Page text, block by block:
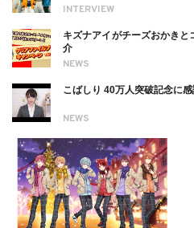
INTERVIEW
NEWS
キズナアイがチーズおかき
介
NEWS
こばしり 40万人突破記念に